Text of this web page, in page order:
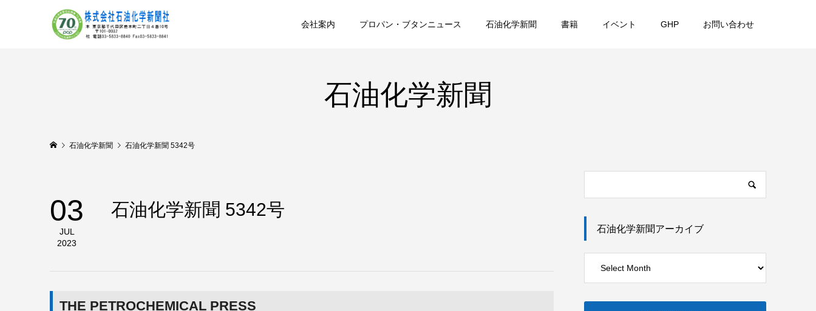
会社案内 プロパン・ブタンニュース 石油化学新聞 書籍 イベント GHP お問い合わせ
石油化学新聞
石油化学新聞 石油化学新聞 5342号
03
JUL
2023
石油化学新聞 5342号
THE PETROCHEMICAL PRESS
石油化学新聞アーカイブ